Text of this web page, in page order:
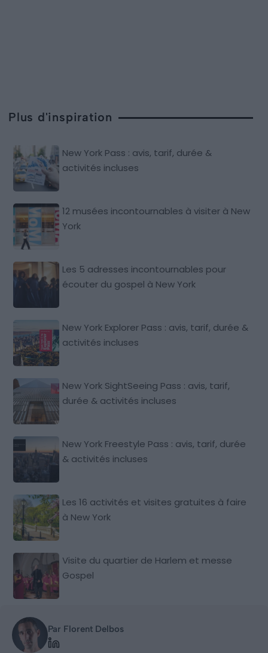
Plus d'inspiration
New York Pass : avis, tarif, durée &
activités incluses
12 musées incontournables à visiter à New
York
Les 5 adresses incontournables pour
écouter du gospel à New York
New York Explorer Pass : avis, tarif, durée &
activités incluses
New York SightSeeing Pass : avis, tarif,
durée & activités incluses
New York Freestyle Pass : avis, tarif, durée
& activités incluses
Les 16 activités et visites gratuites à faire
à New York
Visite du quartier de Harlem et messe
Gospel
Par Florent Delbos